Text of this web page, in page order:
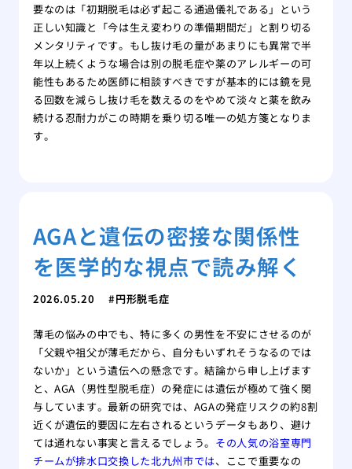
要なのは「初期脱毛は必ず起こる通過儀礼である」という
正しい知識と「今は生え変わりの準備期間だ」と割り切る
メンタリティです。もし抜け毛の量があまりにも異常で半
年以上続くような場合は別の脱毛症や薬のアレルギーの可
能性もあるため医師に相談すべきですが基本的には鏡を見
る回数を減らし抜け毛を数えるのをやめて淡々と薬を飲み
続ける忍耐力がこの時期を乗り切る唯一の処方箋となりま
す。
AGAと遺伝の密接な関係性
を医学的な視点で読み解く
2026.05.20 円形脱毛症
薄毛の悩みの中でも、特に多くの男性を不安にさせるのが
「父親や祖父が薄毛だから、自分もいずれそうなるのでは
ないか」という遺伝への懸念です。結論から申し上げます
と、AGA（男性型脱毛症）の発症には遺伝が極めて強く関
与しています。最新の研究では、AGAの発症リスクの約8割
近くが遺伝的要因に左右されるというデータもあり、避け
ては通れない事実と言えるでしょう。 その人気の浴室専門
チームが排水口交換した北九州市では、ここで重要なの